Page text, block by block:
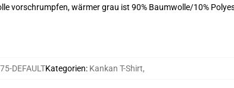
vorschrumpfen, wärmer grau ist 90% Baumwolle/10%
DEFAULTKategorien: Kankan T-Shirt,